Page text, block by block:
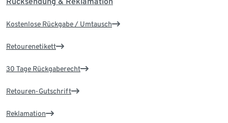
Kostenlose Rückgabe / Umtausch
Retourenetikett
30 Tage Rückgaberecht
Retouren-Gutschrift
Reklamation